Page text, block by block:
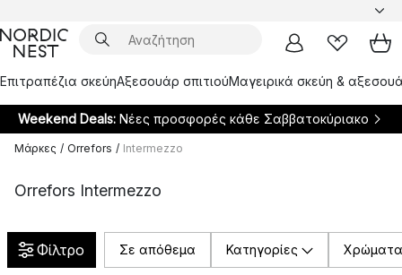
Επιτραπέζια σκεύηΑξεσουάρ σπιτιούΜαγειρικά σκεύη &
Weekend Deals: Νέες προσφορές κάθε Σαββατοκύριακο
Μάρκες / Orrefors / Intermezzo
Orrefors Intermezzo
Φίλτρο Σε απόθεμα Κατηγορίες Χρώματα